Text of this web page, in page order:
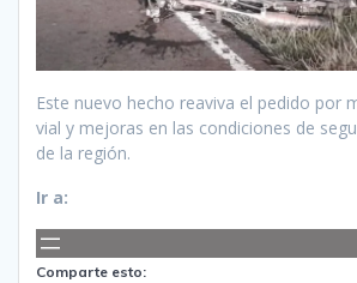
Este nuevo hecho reaviva el pedido por
vial y mejoras en las condiciones de
de la región.
Ir a:
Comparte esto: